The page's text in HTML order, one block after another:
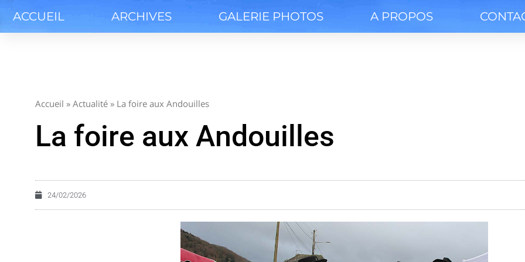
ACCUEIL ARCHIVES GALERIE PHOTOS A PROPOS
Accueil » Actualité » La foire aux Andouilles
La foire aux Andouilles
24/02/2026